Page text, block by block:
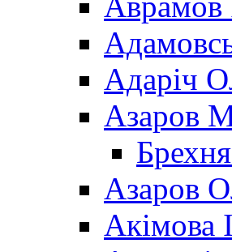
Адаріч
Азаров
Азаров
Акімова